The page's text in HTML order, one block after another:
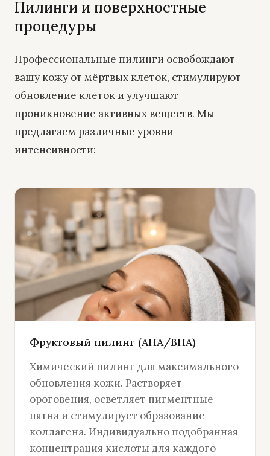
Пилинги и поверхностные
процедуры
Профессиональные пилинги освобождают
вашу кожу от мёртвых клеток, стимулируют
обновление клеток и улучшают
проникновение активных веществ. Мы
предлагаем различные уровни
интенсивности:
Фруктовый пилинг (AHA/BHA)
Химический пилинг для максимального
обновления кожи. Растворяет
ороговения, осветляет пигментные
пятна и стимулирует образование
коллагена. Индивидуально подобранная
концентрация кислоты для каждого